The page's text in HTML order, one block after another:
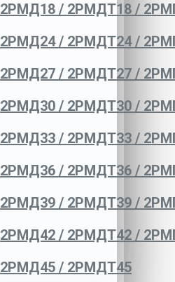
2РМД18 / 2РМДТ18 /
2РМД24 / 2РМДТ24 /
2РМД27 / 2РМДТ27 /
2РМД30 / 2РМДТ30 /
2РМД33 / 2РМДТ33 /
2РМД36 / 2РМДТ36 /
2РМД39 / 2РМДТ39 /
2РМД42 / 2РМДТ42 /
2РМД45 / 2РМДТ45